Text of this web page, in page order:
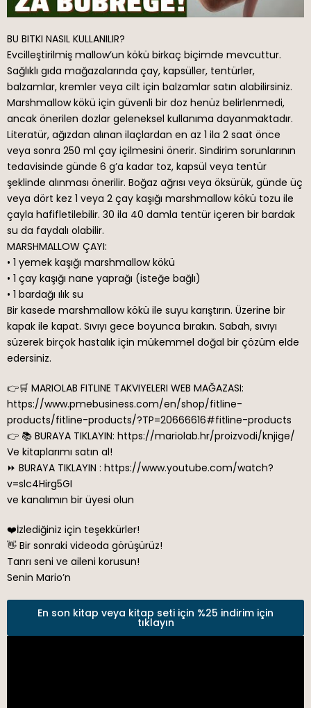
BU BITKI NASIL KULLANILIR?
Evcilleştirilmiş mallow’un kökü birkaç biçimde mevcuttur.
Sağlıklı gıda mağazalarında çay, kapsüller, tentürler,
balzamlar, kremler veya cilt için balzamlar satın alabilirsiniz.
Marshmallow kökü için güvenli bir doz henüz belirlenmedi,
ancak önerilen dozlar geleneksel kullanıma dayanmaktadır.
Literatür, ağızdan alınan ilaçlardan en az 1 ila 2 saat önce
veya sonra 250 ml çay içilmesini önerir. Sindirim sorunlarının
tedavisinde günde 6 g’a kadar toz, kapsül veya tentür
şeklinde alınması önerilir. Boğaz ağrısı veya öksürük, günde üç
veya dört kez 1 veya 2 çay kaşığı marshmallow kökü tozu ile
çayla hafifletilebilir. 30 ila 40 damla tentür içeren bir bardak
su da faydalı olabilir.
MARSHMALLOW ÇAYI:
• 1 yemek kaşığı marshmallow kökü
• 1 çay kaşığı nane yaprağı (isteğe bağlı)
• 1 bardağı ılık su
Bir kasede marshmallow kökü ile suyu karıştırın. Üzerine bir
kapak ile kapat. Sıvıyı gece boyunca bırakın. Sabah, sıvıyı
süzerek birçok hastalık için mükemmel doğal bir çözüm elde
edersiniz.
👉🛒 MARIOLAB FITLINE TAKVIYELERI WEB MAĞAZASI:
https://www.pmebusiness.com/en/shop/fitline-
products/fitline-products/?TP=20666616#fitline-products
👉 📚 BURAYA TIKLAYIN: https://mariolab.hr/proizvodi/knjige/
Ve kitaplarımı satın al!
⏩ BURAYA TIKLAYIN : https://www.youtube.com/watch?
v=slc4Hirg5GI
ve kanalımın bir üyesi olun
❤️İzlediğiniz için teşekkürler!
👋 Bir sonraki videoda görüşürüz!
Tanrı seni ve aileni korusun!
Senin Mario’n
En son kitap veya kitap seti için %25 indirim için
tıklayın